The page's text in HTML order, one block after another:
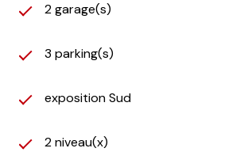
2 garage(s)
3 parking(s)
exposition Sud
2 niveau(x)